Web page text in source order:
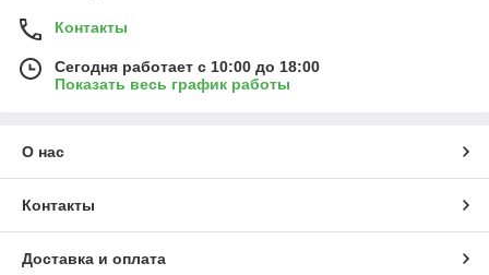
Контакты
Сегодня работает с 10:00 до 18:00
Показать весь график работы
О нас
Контакты
Доставка и оплата